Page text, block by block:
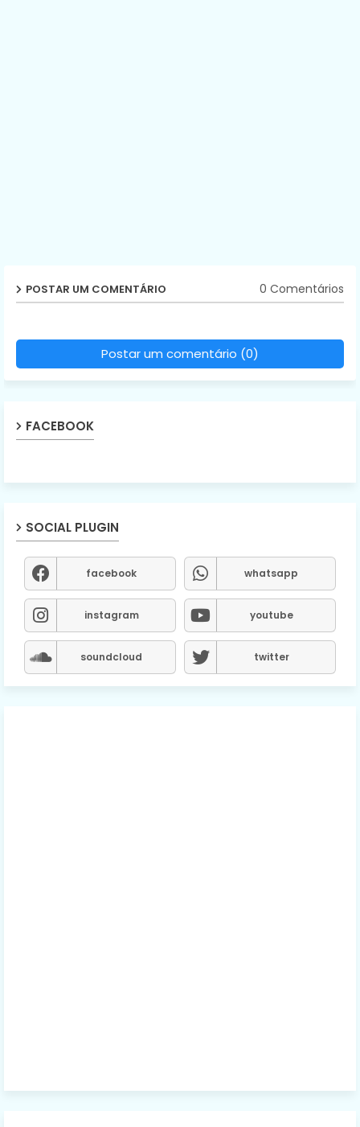
POSTAR UM COMENTÁRIO 0 Comentários
Postar um comentário (0)
FACEBOOK
SOCIAL PLUGIN
facebook whatsapp
instagram youtube
soundcloud twitter